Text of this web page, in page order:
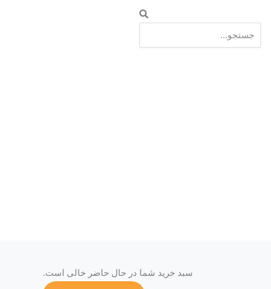
سبد خرید شما در حال حاضر خالی است.